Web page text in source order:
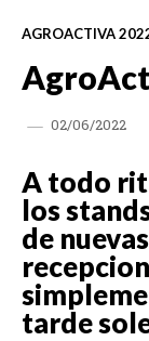
AGROACTIVA
02/06/2022
A todo
los
de
tarde